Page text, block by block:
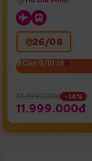
26/08
Còn 9/10 chỗ
Còn 9/10 chỗ
13.999.000đ -14%
11.999.000đ